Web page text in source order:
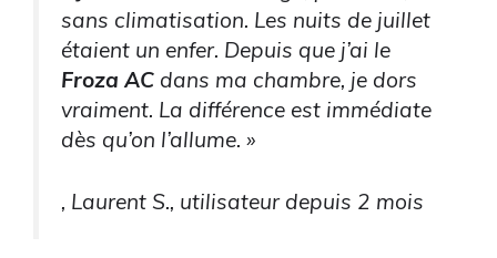
sans climatisation. Les nuits de juillet
étaient un enfer. Depuis que j’ai le
Froza AC dans ma chambre, je dors
vraiment. La différence est immédiate
dès qu’on l’allume. »
, Laurent S., utilisateur depuis 2 mois